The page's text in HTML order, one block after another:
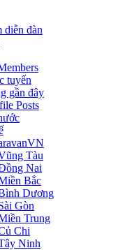
diễn đàn
tuyến
gần đây
Posts
Tàu
Nai
Bắc
Dương
Gòn
Trung
Chi
Ninh